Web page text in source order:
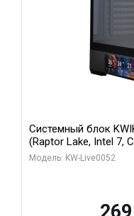
Системный блок
(Raptor Lake, Intel 7,
модуля)/ Palit
Модель: KW-Live0052